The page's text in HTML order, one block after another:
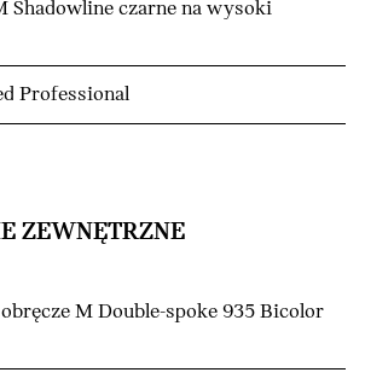
Shadowline czarne na wysoki
Professional
ZEWNĘTRZNE
M Double-spoke 935 Bicolor